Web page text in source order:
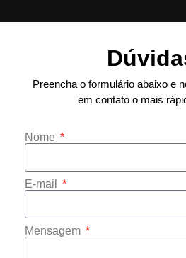
Preencha o formulário abaixo e
em contato o mais
Nome
E-mail
Mensagem